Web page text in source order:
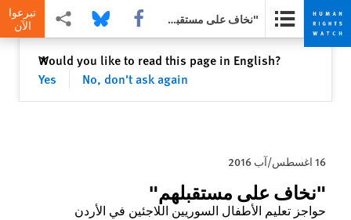
Skip
privacy
Skip
content
"نخاف على مستقبلهم" Share this via Facebook
Share this via Bluesky
Share this via مشاركة
تبرعوا
الآن
Would you like to read this page in English?
Yes
No, don't ask again
✕إغلاق
16 اغسطس/آب 2016
"نخاف على مستقبلهم"
حواجز تعليم الأطفال السوريين اللاجئين في الأردن